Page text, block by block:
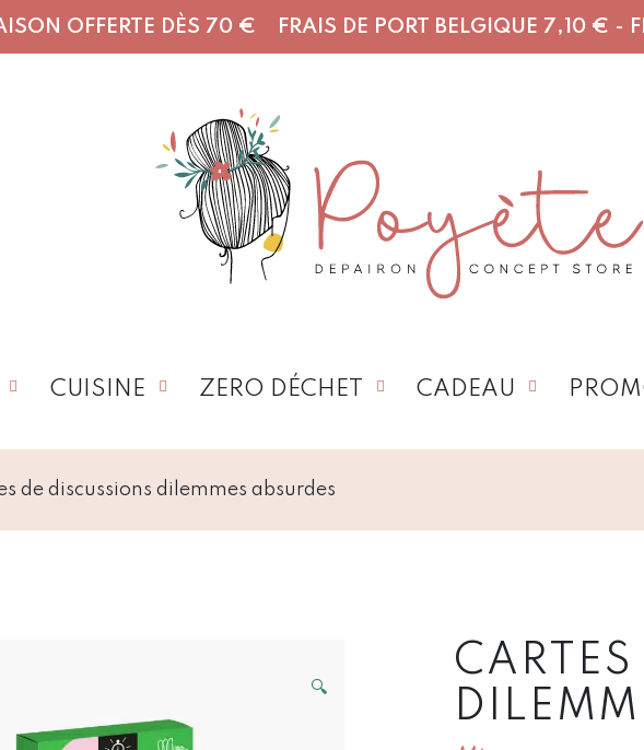
OFFERTE DÈS 70 € FRAIS DE PORT BELGIQUE 7,10 € -
CUISINE ZERO DÉCHET CADEAU
de discussions dilemmes absurdes
🔍